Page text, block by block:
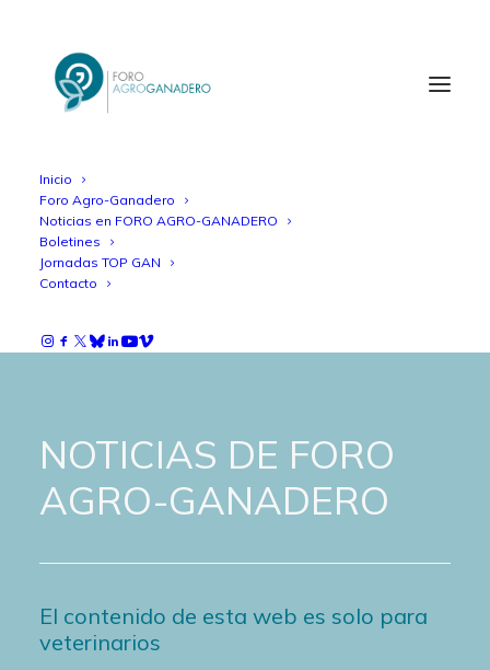
Inicio
Foro Agro-Ganadero
Noticias en FORO AGRO-GANADERO
Boletines
Jornadas TOP GAN
Contacto
NOTICIAS DE FORO
AGRO-GANADERO
El contenido de esta web es solo para
veterinarios